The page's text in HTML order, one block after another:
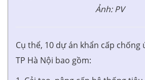
Ảnh: PV
Cụ thể, 10 dự án khẩn cấp chống
TP Hà Nội bao gồm: